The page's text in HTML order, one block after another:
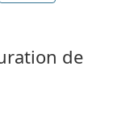
de